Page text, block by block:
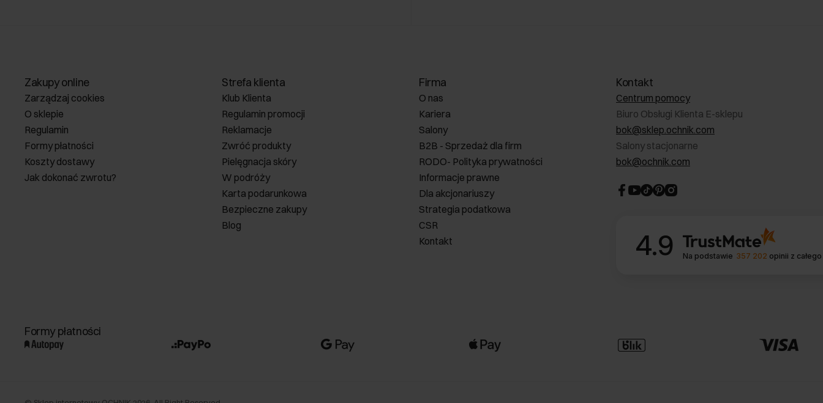
Zakupy online
Zarządzaj cookies
O sklepie
Regulamin
Formy płatności
Koszty dostawy
Jak dokonać zwrotu?
Strefa klienta
Klub Klienta
Regulamin promocji
Reklamacje
Zwróć produkty
Pielęgnacja skóry
W podróży
Karta podarunkowa
Bezpieczne zakupy
Blog
Firma
O nas
Kariera
Salony
B2B - Sprzedaż dla firm
RODO- Polityka prywatności
Informacje prawne
Dla akcjonariuszy
Strategia podatkowa
CSR
Kontakt
Kontakt
Centrum pomocy
Biuro Obsługi Klienta E-sklepu
bok@sklep.ochnik.com
Salony stacjonarne
bok@ochnik.com
4.9 Na podstawie 357 202 opinii z
Formy płatności